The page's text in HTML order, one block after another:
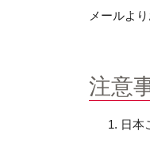
メールよ
注意
日本